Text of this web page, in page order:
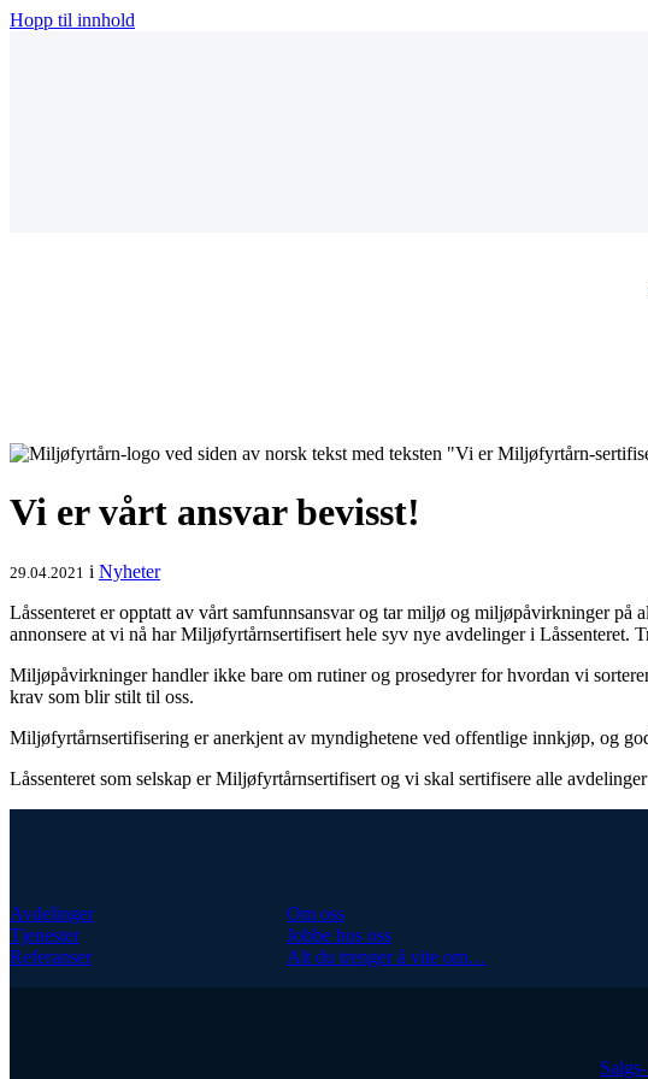
Hopp til innhold
Vi er vårt ansvar bevisst!
29.04.2021 i Nyheter
Låssenteret er opptatt av vårt samfunnsansvar og tar miljø og miljøpåvirkninger
annonsere at vi nå har Miljøfyrtårnsertifisert hele syv nye avdelinger i
Miljøpåvirkninger handler ikke bare om rutiner og prosedyrer for hvordan vi
krav som blir stilt til oss.
Miljøfyrtårnsertifisering er anerkjent av myndighetene ved offentlige innkjøp, og
Låssenteret som selskap er Miljøfyrtårnsertifisert og vi skal sertifisere alle
Avdelinger
Tjenester
Referanser
Om oss
Jobbe hos oss
Alt du trenger å vite om…